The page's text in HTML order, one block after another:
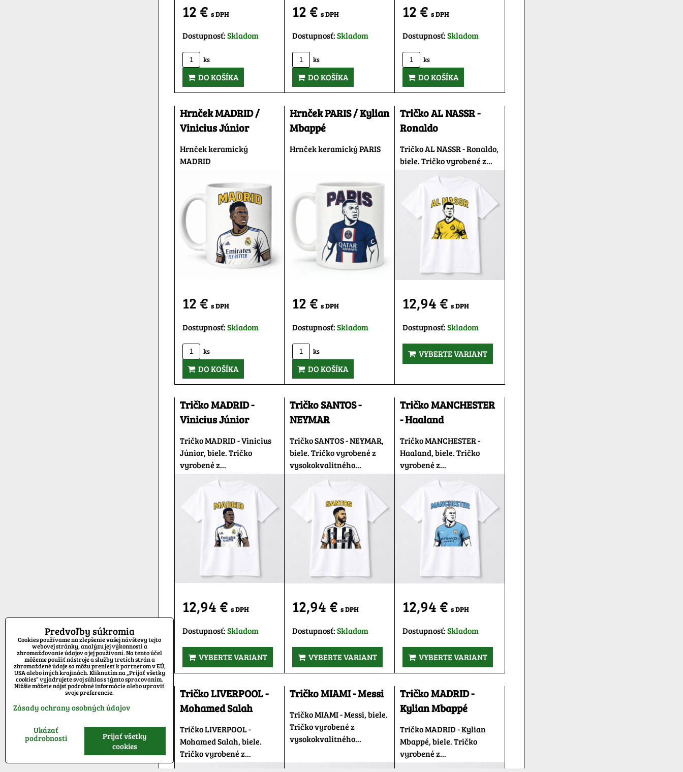
12 € s DPH
Dostupnosť:Skladom
ks
DO KOŠÍKA
12 €s DPH
Dostupnosť:Skladom
ks
DO KOŠÍKA
12 €s DPH
Dostupnosť:Skladom
ks
DO KOŠÍKA
Hrnček MADRID /
Vinicius Júnior
Hrnček keramický
MADRID
12 € s DPH
Dostupnosť:Skladom
ks
DO KOŠÍKA
Hrnček PARIS / Kylian
Mbappé
Hrnček keramický PARIS
12 €s DPH
Dostupnosť:Skladom
ks
DO KOŠÍKA
Tričko AL NASSR -
Ronaldo
Tričko AL NASSR - Ronaldo,
biele. Tričko vyrobené z...
12,94 €s DPH
Dostupnosť:Skladom
VYBERTE VARIANT
Tričko MADRID -
Vinicius Júnior
Tričko MADRID - Vinicius
Júnior, biele. Tričko
vyrobené z...
12,94 € s DPH
Dostupnosť:Skladom
VYBERTE VARIANT
Tričko SANTOS -
NEYMAR
Tričko SANTOS - NEYMAR,
biele. Tričko vyrobené z
vysokokvalitného...
12,94 €s DPH
Dostupnosť:Skladom
VYBERTE VARIANT
Tričko MANCHESTER
- Haaland
Tričko MANCHESTER -
Haaland, biele. Tričko
vyrobené z...
12,94 €s DPH
Dostupnosť:Skladom
VYBERTE VARIANT
Tričko LIVERPOOL -
Mohamed Salah
Tričko LIVERPOOL -
Mohamed Salah, biele.
Tričko vyrobené z...
Tričko MIAMI - Messi
Tričko MIAMI - Messi, biele.
Tričko vyrobené z
vysokokvalitného...
Tričko MADRID -
Kylian Mbappé
Tričko MADRID - Kylian
Mbappé, biele. Tričko
vyrobené z...
Predvoľby súkromia
Cookies používame na zlepšenie vašej návštevy tejto
webovej stránky, analýzu jej výkonnosti a
zhromažďovanie údajov o jej používaní. Na tento účel
môžeme použiť nástroje a služby tretích strán a
zhromaždené údaje sa môžu preniesť k partnerom v EÚ,
USA alebo iných krajinách. Kliknutím na „Prijať všetky
cookies“ vyjadrujete svoj súhlas s týmto spracovaním.
Nižšie môžete nájsť podrobné informácie alebo upraviť
svoje preferencie.
Zásady ochrany osobných údajov
Ukázať
podrobnosti
Prijať všetky
cookies